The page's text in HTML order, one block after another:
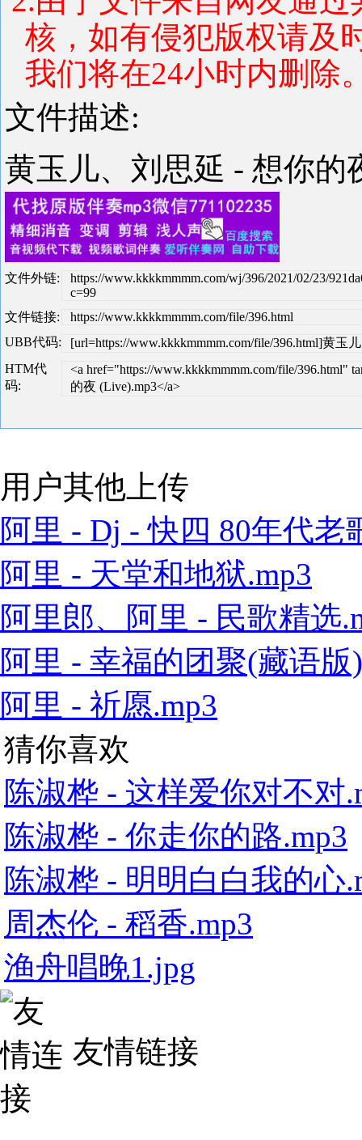
核，如有侵犯版权请及
我们将在24小时内删除
文件描述:
黄玉儿、刘思延 - 想你的
文件外链:
https://www.kkkkmmmm.com/wj/396/2021/02/23/
c=99
文件链接:
https://www.kkkkmmmm.com/file/396.html
UBB代码:
[url=https://www.kkkkmmmm.com/file/396.html]黄玉
HTM代
码:
<a href="https://www.kkkkmmmm.com/file/396.html"
的夜 (Live).mp3</a>
用户其他上传
阿里 - Dj - 快四 80年代老
阿里 - 天堂和地狱.mp3
阿里郎、阿里 - 民歌精选
阿里 - 幸福的团聚(藏语版
阿里 - 祈愿.mp3
猜你喜欢
陈淑桦 - 这样爱你对不对
陈淑桦 - 你走你的路.mp3
陈淑桦 - 明明白白我的心
周杰伦 - 稻香.mp3
渔舟唱晚1.jpg
友情链接